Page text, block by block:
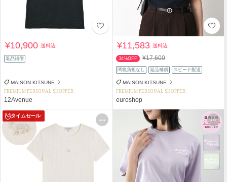
¥10,900送料込
返品補償
MAISON KITSUNE
PREMIUM PERSONAL SHOPPER
12Avenue
¥11,583送料込
34%OFF ¥17,600
関税負担なし 返品補償 スピード配送
MAISON KITSUNE
PREMIUM PERSONAL SHOPPER
euroshop
タイムセール